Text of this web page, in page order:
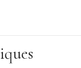
Cadeau et Utilisation
c'est le
cm